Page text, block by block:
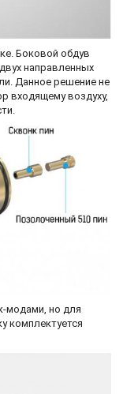
Боковой обдув
направленных
Данное решение не
входящему воздуху,
модами, но для
комплектуется